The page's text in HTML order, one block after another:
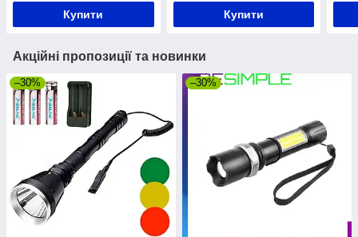
лоб
Купити
ручний / Ліхтар LED
Купити
Акційні пропозиції та новинки
–30% –30%